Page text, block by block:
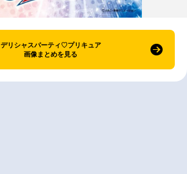
デリシャスパーティ♡プリキュア
画像まとめを見る